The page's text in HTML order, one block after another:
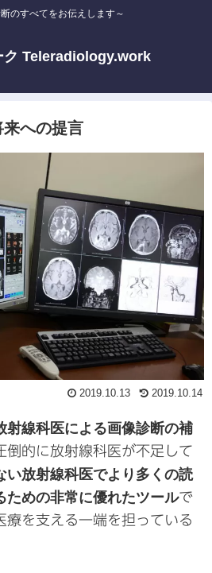
のすべてをお伝えします～
ク Teleradiology.work
への提言
2019.10.14
2019.10.13
射線科医による画像診断の補
倒的に放射線科医が不足して
い放射線科医でより多くの読
ための非常に優れたツールで
療を支える一端を担っている